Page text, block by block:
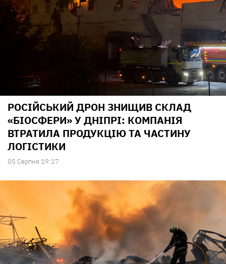
РОСІЙСЬКИЙ ДРОН ЗНИЩИВ СКЛАД
«БІОСФЕРИ» У ДНІПРІ: КОМПАНІЯ
ВТРАТИЛА ПРОДУКЦІЮ ТА ЧАСТИНУ
ЛОГІСТИКИ
05 Серпня 19:17